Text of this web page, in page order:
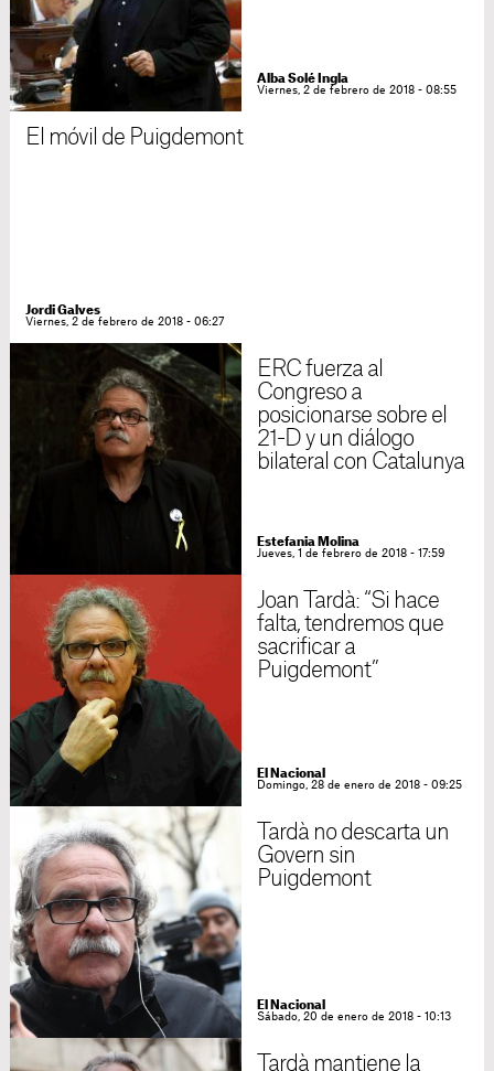
Alba Solé Ingla
Viernes, 2 de febrero de 2018 - 08:55
El móvil de Puigdemont
Jordi Galves
Viernes, 2 de febrero de 2018 - 06:27
ERC fuerza al
Congreso a
posicionarse sobre el
21-D y un diálogo
bilateral con Catalunya
Estefania Molina
Jueves, 1 de febrero de 2018 - 17:59
Joan Tardà: “Si hace
falta, tendremos que
sacrificar a
Puigdemont”
El Nacional
Domingo, 28 de enero de 2018 - 09:25
Tardà no descarta un
Govern sin
Puigdemont
El Nacional
Sábado, 20 de enero de 2018 - 10:13
Tardà mantiene la